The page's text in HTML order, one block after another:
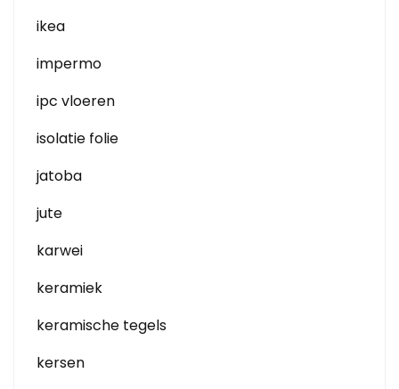
ikea
impermo
ipc vloeren
isolatie folie
jatoba
jute
karwei
keramiek
keramische tegels
kersen